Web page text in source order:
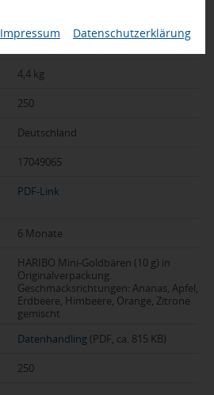
Impressum Datenschutzerklärung
4,4 kg
250
Deutschland
17049065
PDF-Link
6 Monate
HARIBO Mini-Goldbären (10 g) in
Originalverpackung.
Geschmacksrichtungen: Ananas, Apfel,
Erdbeere, Himbeere, Orange, Zitrone
gemischt
Datenhandling(PDF, ca. 815 KB)
250